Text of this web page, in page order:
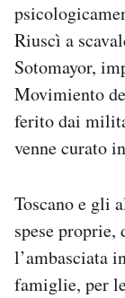
Riuscì a
Sotomayor,
Movimiento
ferito dai
venne curato
Toscano e gli
spese
l’ambasciata
famiglie, per